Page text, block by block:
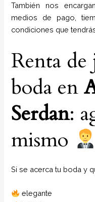
También nos
medios de pago,
condiciones que
Renta de
boda en
Serdan:
mismo
Si se acerca tu boda y
elegante